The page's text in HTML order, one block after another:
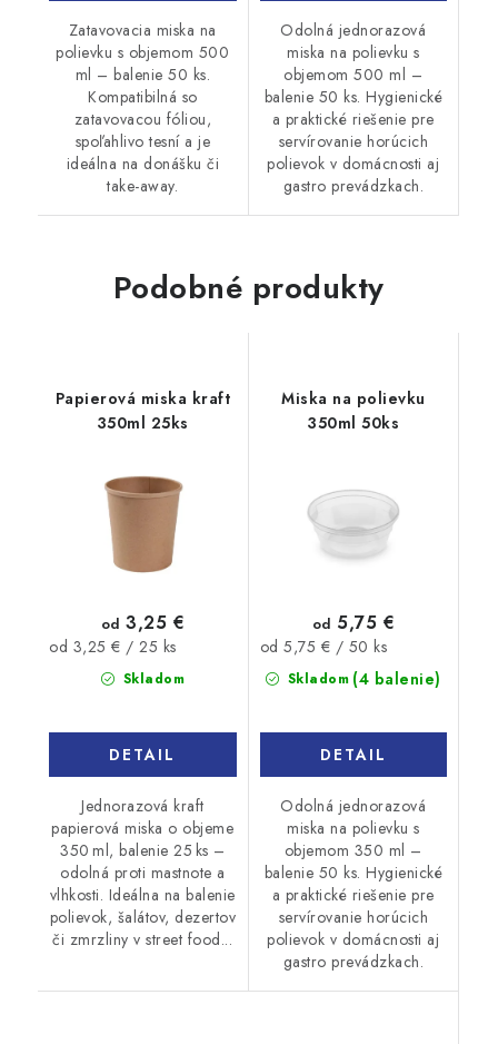
Zatavovacia miska na
polievku s objemom 500
ml – balenie 50 ks.
Kompatibilná so
zatavovacou fóliou,
spoľahlivo tesní a je
ideálna na donášku či
take-away.
Odolná jednorazová
miska na polievku s
objemom 500 ml –
balenie 50 ks. Hygienické
a praktické riešenie pre
servírovanie horúcich
polievok v domácnosti aj
gastro prevádzkach.
Podobné produkty
Papierová miska kraft
350ml 25ks
Skladom
od 3,25 €
Jednotková
od 3,25 € / 25 ks
DETAIL
Jednorazová kraft
papierová miska o objeme
350 ml, balenie 25 ks –
odolná proti mastnote a
vlhkosti. Ideálna na balenie
polievok, šalátov, dezertov
či zmrzliny v street food...
Miska na polievku
350ml 50ks
Skladom (4 balenie)
od 5,75 €
Jednotková
cena:
od 5,75 € / 50 ks
DETAIL
Odolná jednorazová
miska na polievku s
objemom 350 ml –
balenie 50 ks. Hygienické
a praktické riešenie pre
servírovanie horúcich
polievok v domácnosti aj
gastro prevádzkach.